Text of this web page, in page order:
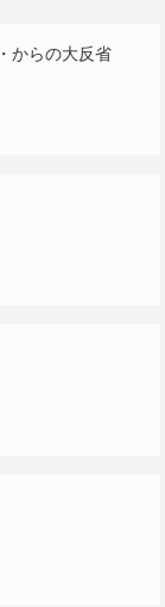
からの大反省